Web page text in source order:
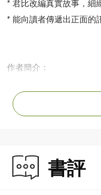
* 君比改編真實故事，細
* 能向讀者傳遞出正面的
作者簡介：
君比，原名馮忻忻，美
餘本，獲獎著作30本，
君比七度在香港教育城
「中學生好書龍虎榜」
書評